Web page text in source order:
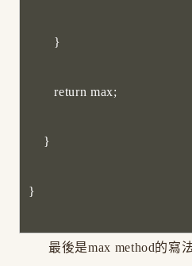
}
return max;
}
}
最後是max method的寫法